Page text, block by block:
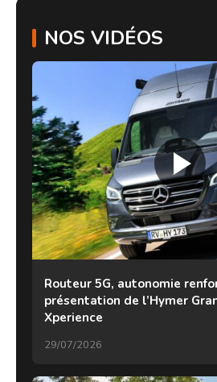
NOS VIDÉOS
Routeur 5G, autonomie
présentation de l’Hymer
Xperience
29/07/2026